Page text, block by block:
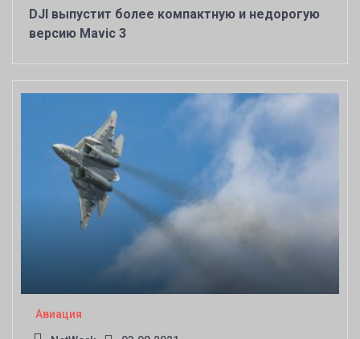
DJI выпустит более компактную и недорогую
версию Mavic 3
Авиация